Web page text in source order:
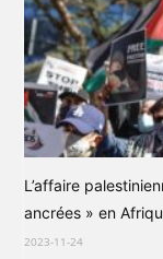
L’affaire
ancrées » en
2023-11-24